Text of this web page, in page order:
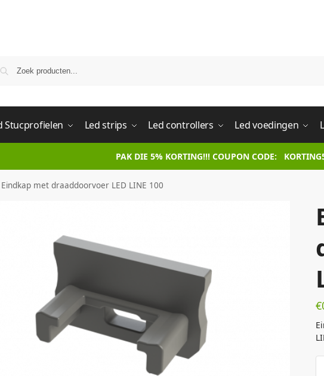
Stucprofielen Led strips Led controllers Led voedingen
PAK DIE 5% KORTING!!! COUPON CODE:
Eindkap met draaddoorvoer LED LINE 100
€